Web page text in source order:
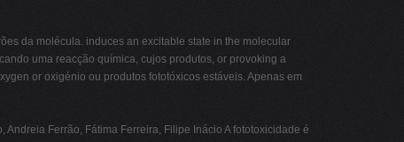
da molécula. induces an excitable state in the molecular
uma reacção química, cujos produtos, or provoking a
or oxigénio ou produtos fototóxicos estáveis. Apenas em
Ferrão, Fátima Ferreira, Filipe Inácio A fototoxicidade é